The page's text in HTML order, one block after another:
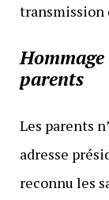
transmission
parents
Les parents
adresse
reconnu les